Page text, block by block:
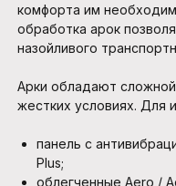
комфорта им
обработка арок
назойливого
Арки обладают
жестких условиях. Для
панель с
Plus;
облегченные Aero /